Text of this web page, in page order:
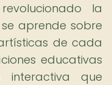
la
aprende sobre
de cada
educativas
interactiva que